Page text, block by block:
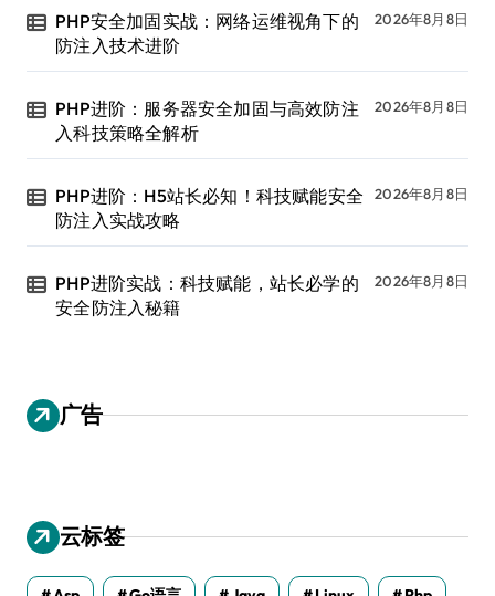
PHP安全加固实战：网络运维视角下的
防注入技术进阶
2026年8月8日
PHP进阶：服务器安全加固与高效防注
入科技策略全解析
2026年8月8日
PHP进阶：H5站长必知！科技赋能安全
防注入实战攻略
2026年8月8日
PHP进阶实战：科技赋能，站长必学的
安全防注入秘籍
2026年8月8日
广告
云标签